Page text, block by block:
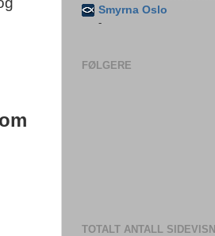
Smyrna Oslo
-
FØLGERE
TOTALT ANTALL